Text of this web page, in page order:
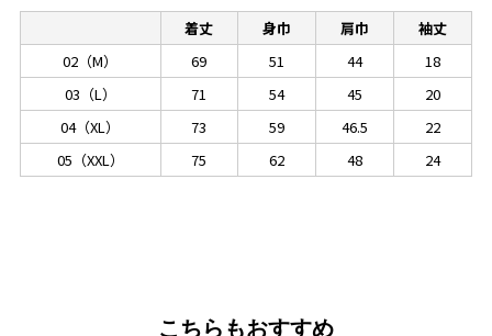
着丈 身巾 肩巾
袖丈
02（M）
69 51 44
18
03（L）
71 54 45
20
04（XL）
73 59 46.5
22
05（XXL）
75 62 48 24
こちらもおすすめ